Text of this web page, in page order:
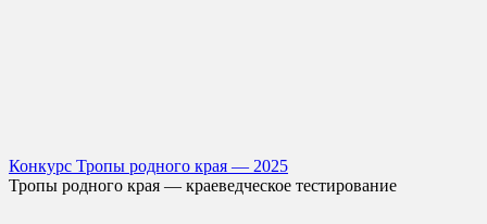
Конкурс Тропы родного края — 2025
Тропы родного края — краеведческое тестирование